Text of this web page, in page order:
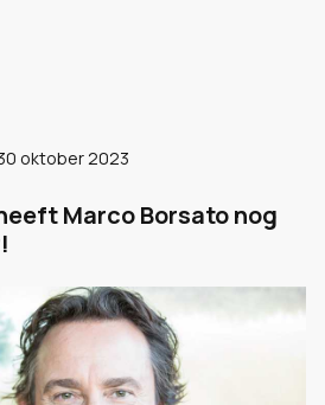
oktober 2023
Marco Borsato nog